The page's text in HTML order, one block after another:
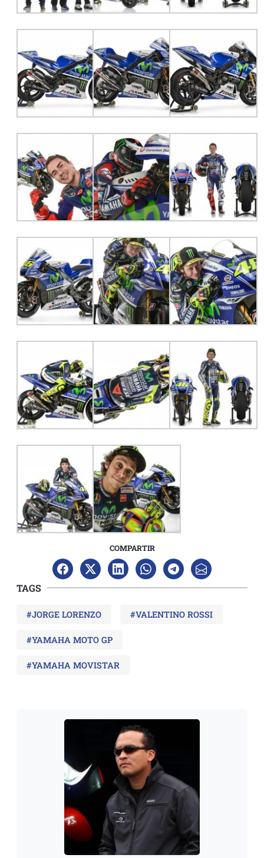
COMPARTIR
TAGS
#JORGE LORENZO #VALENTINO ROSSI
#YAMAHA MOTO GP
#YAMAHA MOVISTAR